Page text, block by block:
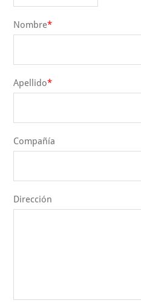
Nombre
Apellido
Compañía
Dirección